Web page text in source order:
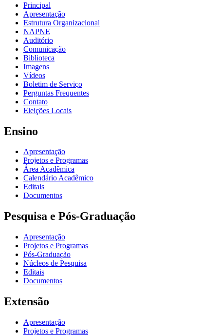
Principal
Apresentação
Estrutura Organizacional
NAPNE
Auditório
Comunicação
Biblioteca
Imagens
Vídeos
Boletim de Serviço
Perguntas Frequentes
Contato
Eleições Locais
Ensino
Apresentação
Projetos e Programas
Área Acadêmica
Calendário Acadêmico
Editais
Documentos
Pesquisa e Pós-Graduação
Apresentação
Projetos e Programas
Pós-Graduação
Núcleos de Pesquisa
Editais
Documentos
Extensão
Apresentação
Projetos e Programas